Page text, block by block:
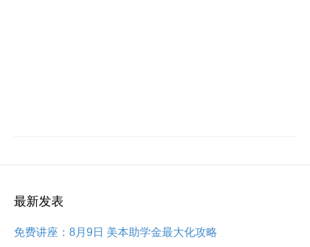
最新发表
免费讲座：8月9日 美本助学金最大化攻略